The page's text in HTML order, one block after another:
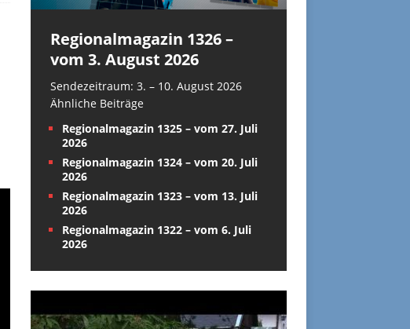
Regionalmagazin 1326 –
vom 3. August 2026
Sendezeitraum: 3. – 10. August 2026
Ähnliche Beiträge
Regionalmagazin 1325 – vom 27. Juli
2026
Regionalmagazin 1324 – vom 20. Juli
2026
Regionalmagazin 1323 – vom 13. Juli
2026
Regionalmagazin 1322 – vom 6. Juli
2026